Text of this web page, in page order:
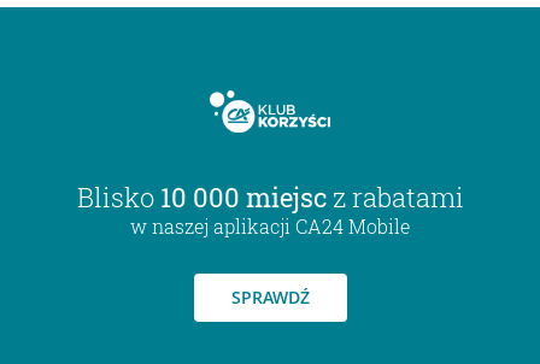
Blisko 10 000 miejsc z rabatami
w naszej aplikacji CA24 Mobile
SPRAWDŹ